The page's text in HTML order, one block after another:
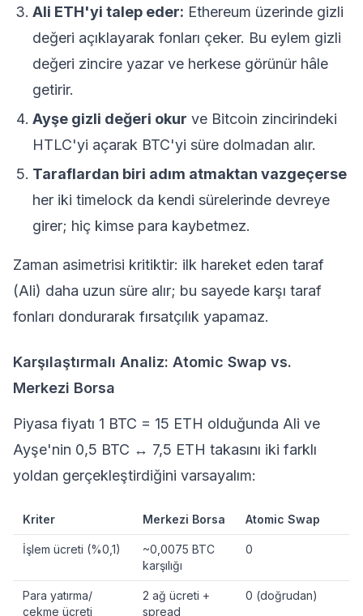
Ali ETH'yi talep eder: Ethereum üzerinde gizli
değeri açıklayarak fonları çeker. Bu eylem gizli
değeri zincire yazar ve herkese görünür hâle
getirir.
Ayşe gizli değeri okur ve Bitcoin zincirindeki
HTLC'yi açarak BTC'yi süre dolmadan alır.
Taraflardan biri adım atmaktan vazgeçerse
her iki timelock da kendi sürelerinde devreye
girer; hiç kimse para kaybetmez.
Zaman asimetrisi kritiktir: ilk hareket eden taraf
(Ali) daha uzun süre alır; bu sayede karşı taraf
fonları dondurarak fırsatçılık yapamaz.
Karşılaştırmalı Analiz: Atomic Swap vs.
Merkezi Borsa
Piyasa fiyatı 1 BTC = 15 ETH olduğunda Ali ve
Ayşe'nin 0,5 BTC ↔ 7,5 ETH takasını iki farklı
yoldan gerçekleştirdiğini varsayalım:
Kriter Merkezi Borsa Atomic Swap
İşlem ücreti (%0,1)
~0,0075 BTC
karşılığı
0
Para yatırma/
çekme ücreti
2 ağ ücreti +
spread
0 (doğrudan)